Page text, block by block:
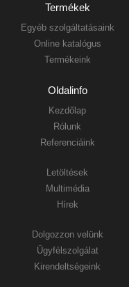
Termékek
Egyéb szolgáltatásaink
Online katalógus
Termékeink
Oldalinfo
Kezdőlap
Rólunk
Referenciáink
Letöltések
Multimédia
Hírek
Dolgozzon velünk
Ügyfélszolgálat
Kirendeltségeink